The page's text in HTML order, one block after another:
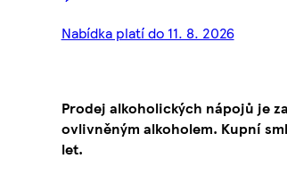
Nabídka platí do 11. 8. 2026
Prodej alkoholických nápojů je
ovlivněným alkoholem. Kupní
let.